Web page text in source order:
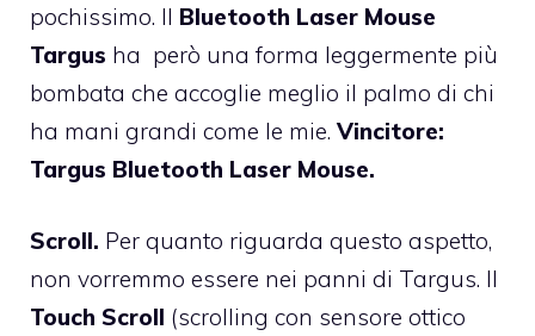
pochissimo. Il Bluetooth Laser Mouse
Targus ha però una forma leggermente più
bombata che accoglie meglio il palmo di chi
ha mani grandi come le mie.Vincitore:
Targus Bluetooth Laser Mouse.
Scroll. Per quanto riguarda questo aspetto,
non vorremmo essere nei panni di Targus. Il
Touch Scroll (scrolling con sensore ottico